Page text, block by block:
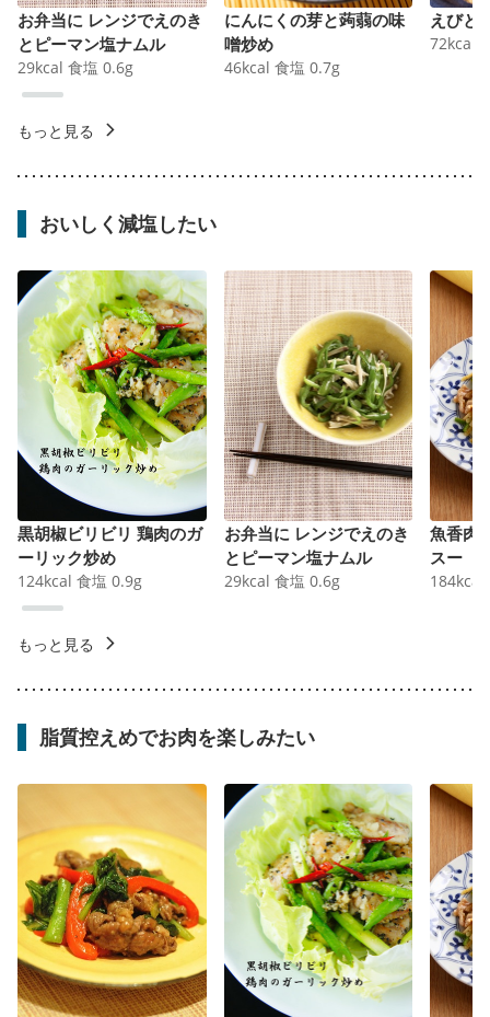
お弁当に レンジでえのき
とピーマン塩ナムル
29kcal 食塩 0.6g
にんにくの芽と蒟蒻の味
噌炒め
46kcal 食塩 0.7g
えびと
72kcal
もっと見る
おいしく減塩したい
黒胡椒ビリビリ 鶏肉のガ
ーリック炒め
124kcal 食塩 0.9g
お弁当に レンジでえのき
とピーマン塩ナムル
29kcal 食塩 0.6g
魚香肉
スー
184kcal
もっと見る
脂質控えめでお肉を楽しみたい